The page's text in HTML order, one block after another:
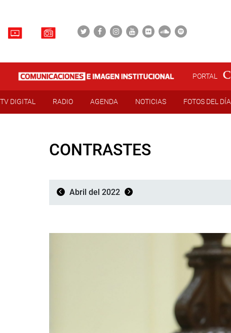
PORTAL
TV DIGITAL RADIO AGENDA NOTICIAS FOTOS DEL DÍA
CONTRASTES
Abril del 2022